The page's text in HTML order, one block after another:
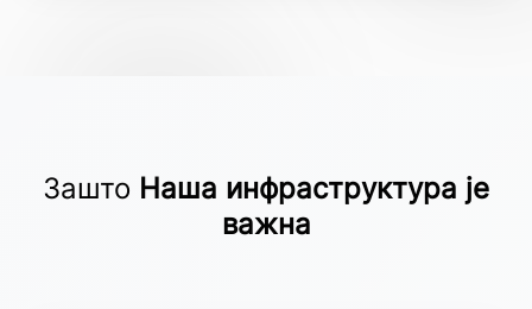
Зашто Наша инфраструктура је
важна